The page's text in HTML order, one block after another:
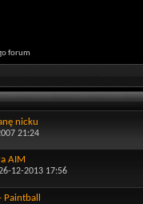
forum
nicku
21:24
AIM
12-2013 17:56